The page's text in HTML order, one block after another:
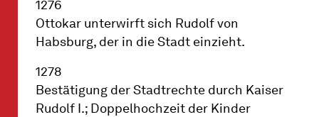
1276
Ottokar unterwirft sich Rudolf von
Habsburg, der in die Stadt einzieht.
1278
Bestätigung der Stadtrechte durch Kaiser
Rudolf I.; Doppelhochzeit der Kinder